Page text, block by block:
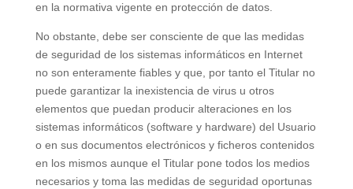
en la normativa vigente en protección de datos.
No obstante, debe ser consciente de que las medidas
de seguridad de los sistemas informáticos en Internet
no son enteramente fiables y que, por tanto el Titular no
puede garantizar la inexistencia de virus u otros
elementos que puedan producir alteraciones en los
sistemas informáticos (software y hardware) del Usuario
o en sus documentos electrónicos y ficheros contenidos
en los mismos aunque el Titular pone todos los medios
necesarios y toma las medidas de seguridad oportunas